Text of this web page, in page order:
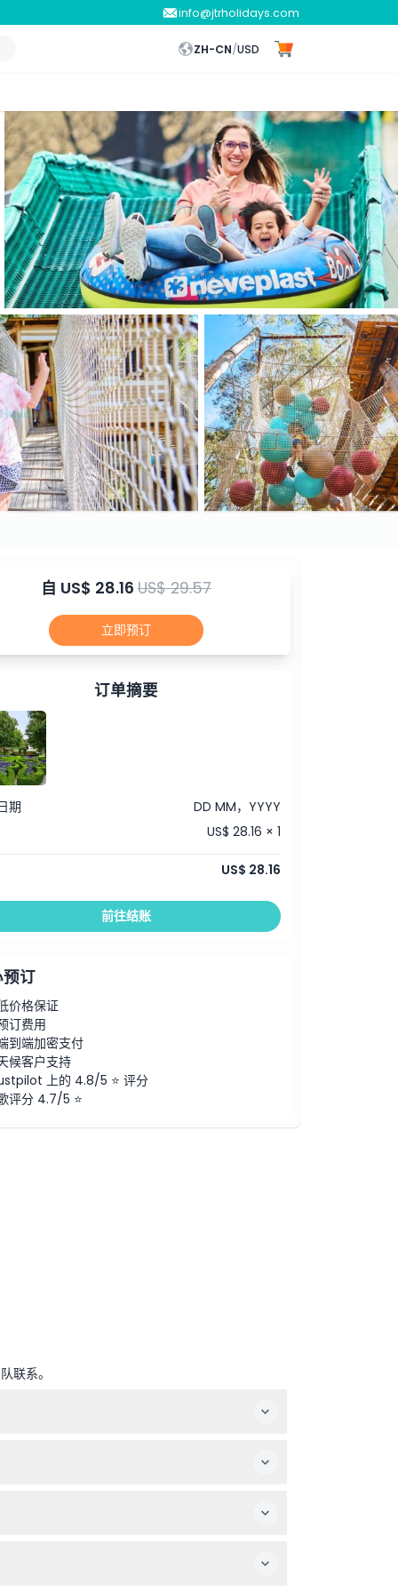
info@jtrholidays.com
ZH-CN/USD
自 US$ 28.16US$ 29.57
立即预订
订单摘要
期
DD MM，YYYY
US$ 28.16 × 1
US$ 28.16
前往结账
订
价格保证
订费用
到端加密支付
候客户支持
上的 4.8/5 ⭐ 评分
评分 4.7/5 ⭐
联系。